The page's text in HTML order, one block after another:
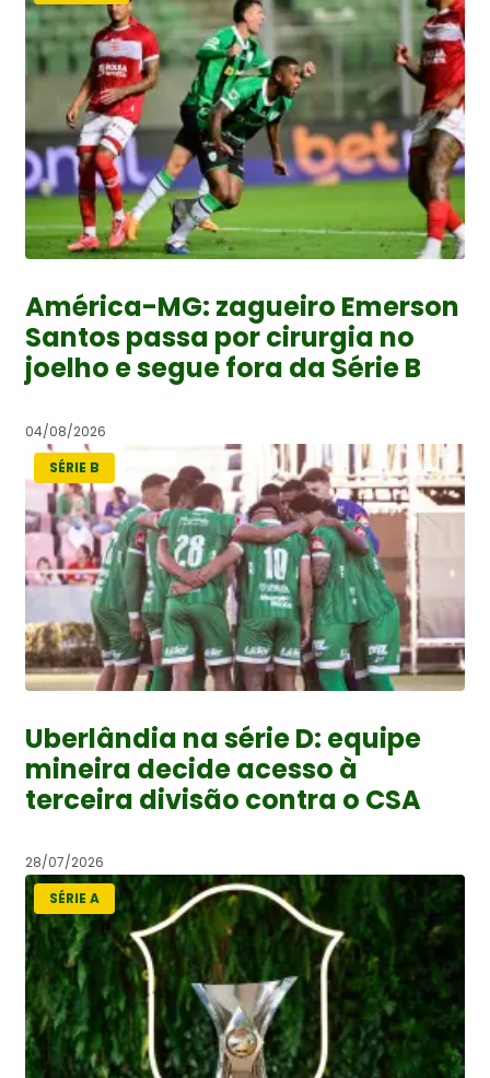
América-MG: zagueiro Emerson
Santos passa por cirurgia no
joelho e segue fora da Série B
04/08/2026
SÉRIE B
Uberlândia na série D: equipe
mineira decide acesso à
terceira divisão contra o CSA
28/07/2026
SÉRIE A